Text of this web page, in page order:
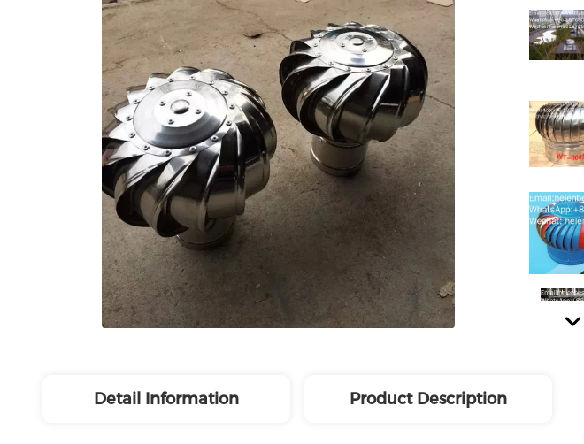
Detail Information Product Description